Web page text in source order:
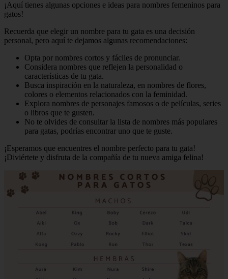
¡Aquí tienes algunas opciones e ideas para nombres femeninos para
gatos!
Recuerda que elegir un nombre para tu gata es una decisión
personal, pero aquí te dejamos algunas recomendaciones:
Opta por nombres cortos y fáciles de pronunciar.
Considera nombres que reflejen la personalidad o
características de tu gata.
Busca inspiración en la naturaleza, en nombres de flores,
colores o elementos relacionados con la feminidad.
Explora nombres de personajes famosos o de películas, series
o libros que te gusten.
No te olvides de consultar la lista de nombres más populares
para gatas, podrías encontrar uno que te guste.
¡Esperamos que encuentres el nombre perfecto para tu gata!
¡Diviértete y disfruta de la compañía de tu nueva amiga felina!